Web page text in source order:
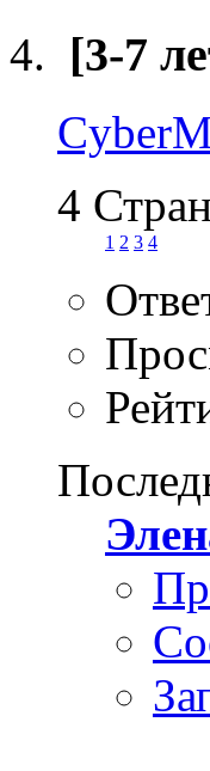
[3-7
4
1 2 3 4